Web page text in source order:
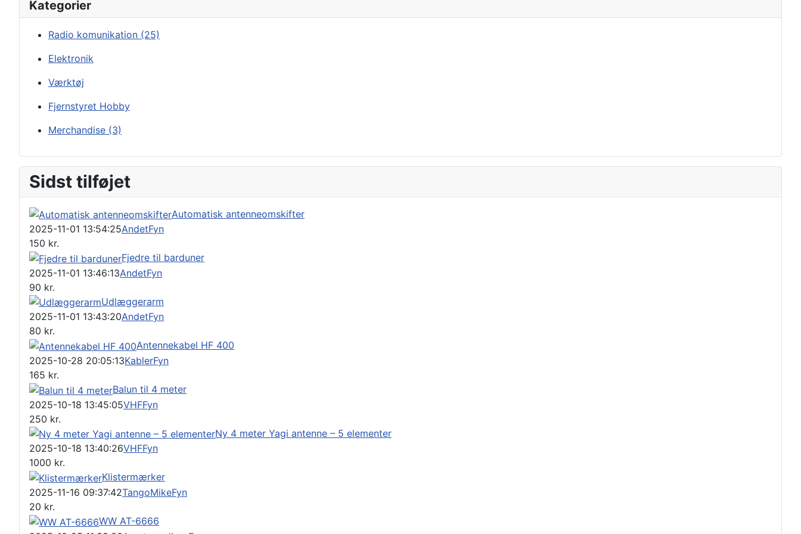
Kategorier
Radio komunikation (25)
Elektronik
Værktøj
Fjernstyret Hobby
Merchandise (3)
Sidst tilføjet
Automatisk antenneomskifter
2025-11-01 13:54:25AndetFyn
150 kr.
Fjedre til barduner
2025-11-01 13:46:13AndetFyn
90 kr.
Udlæggerarm
2025-11-01 13:43:20AndetFyn
80 kr.
Antennekabel HF 400
2025-10-28 20:05:13KablerFyn
165 kr.
Balun til 4 meter
2025-10-18 13:45:05VHFFyn
250 kr.
Ny 4 meter Yagi antenne – 5 elementer
2025-10-18 13:40:26VHFFyn
1000 kr.
Klistermærker
2025-11-16 09:37:42TangoMikeFyn
20 kr.
WW AT-6666